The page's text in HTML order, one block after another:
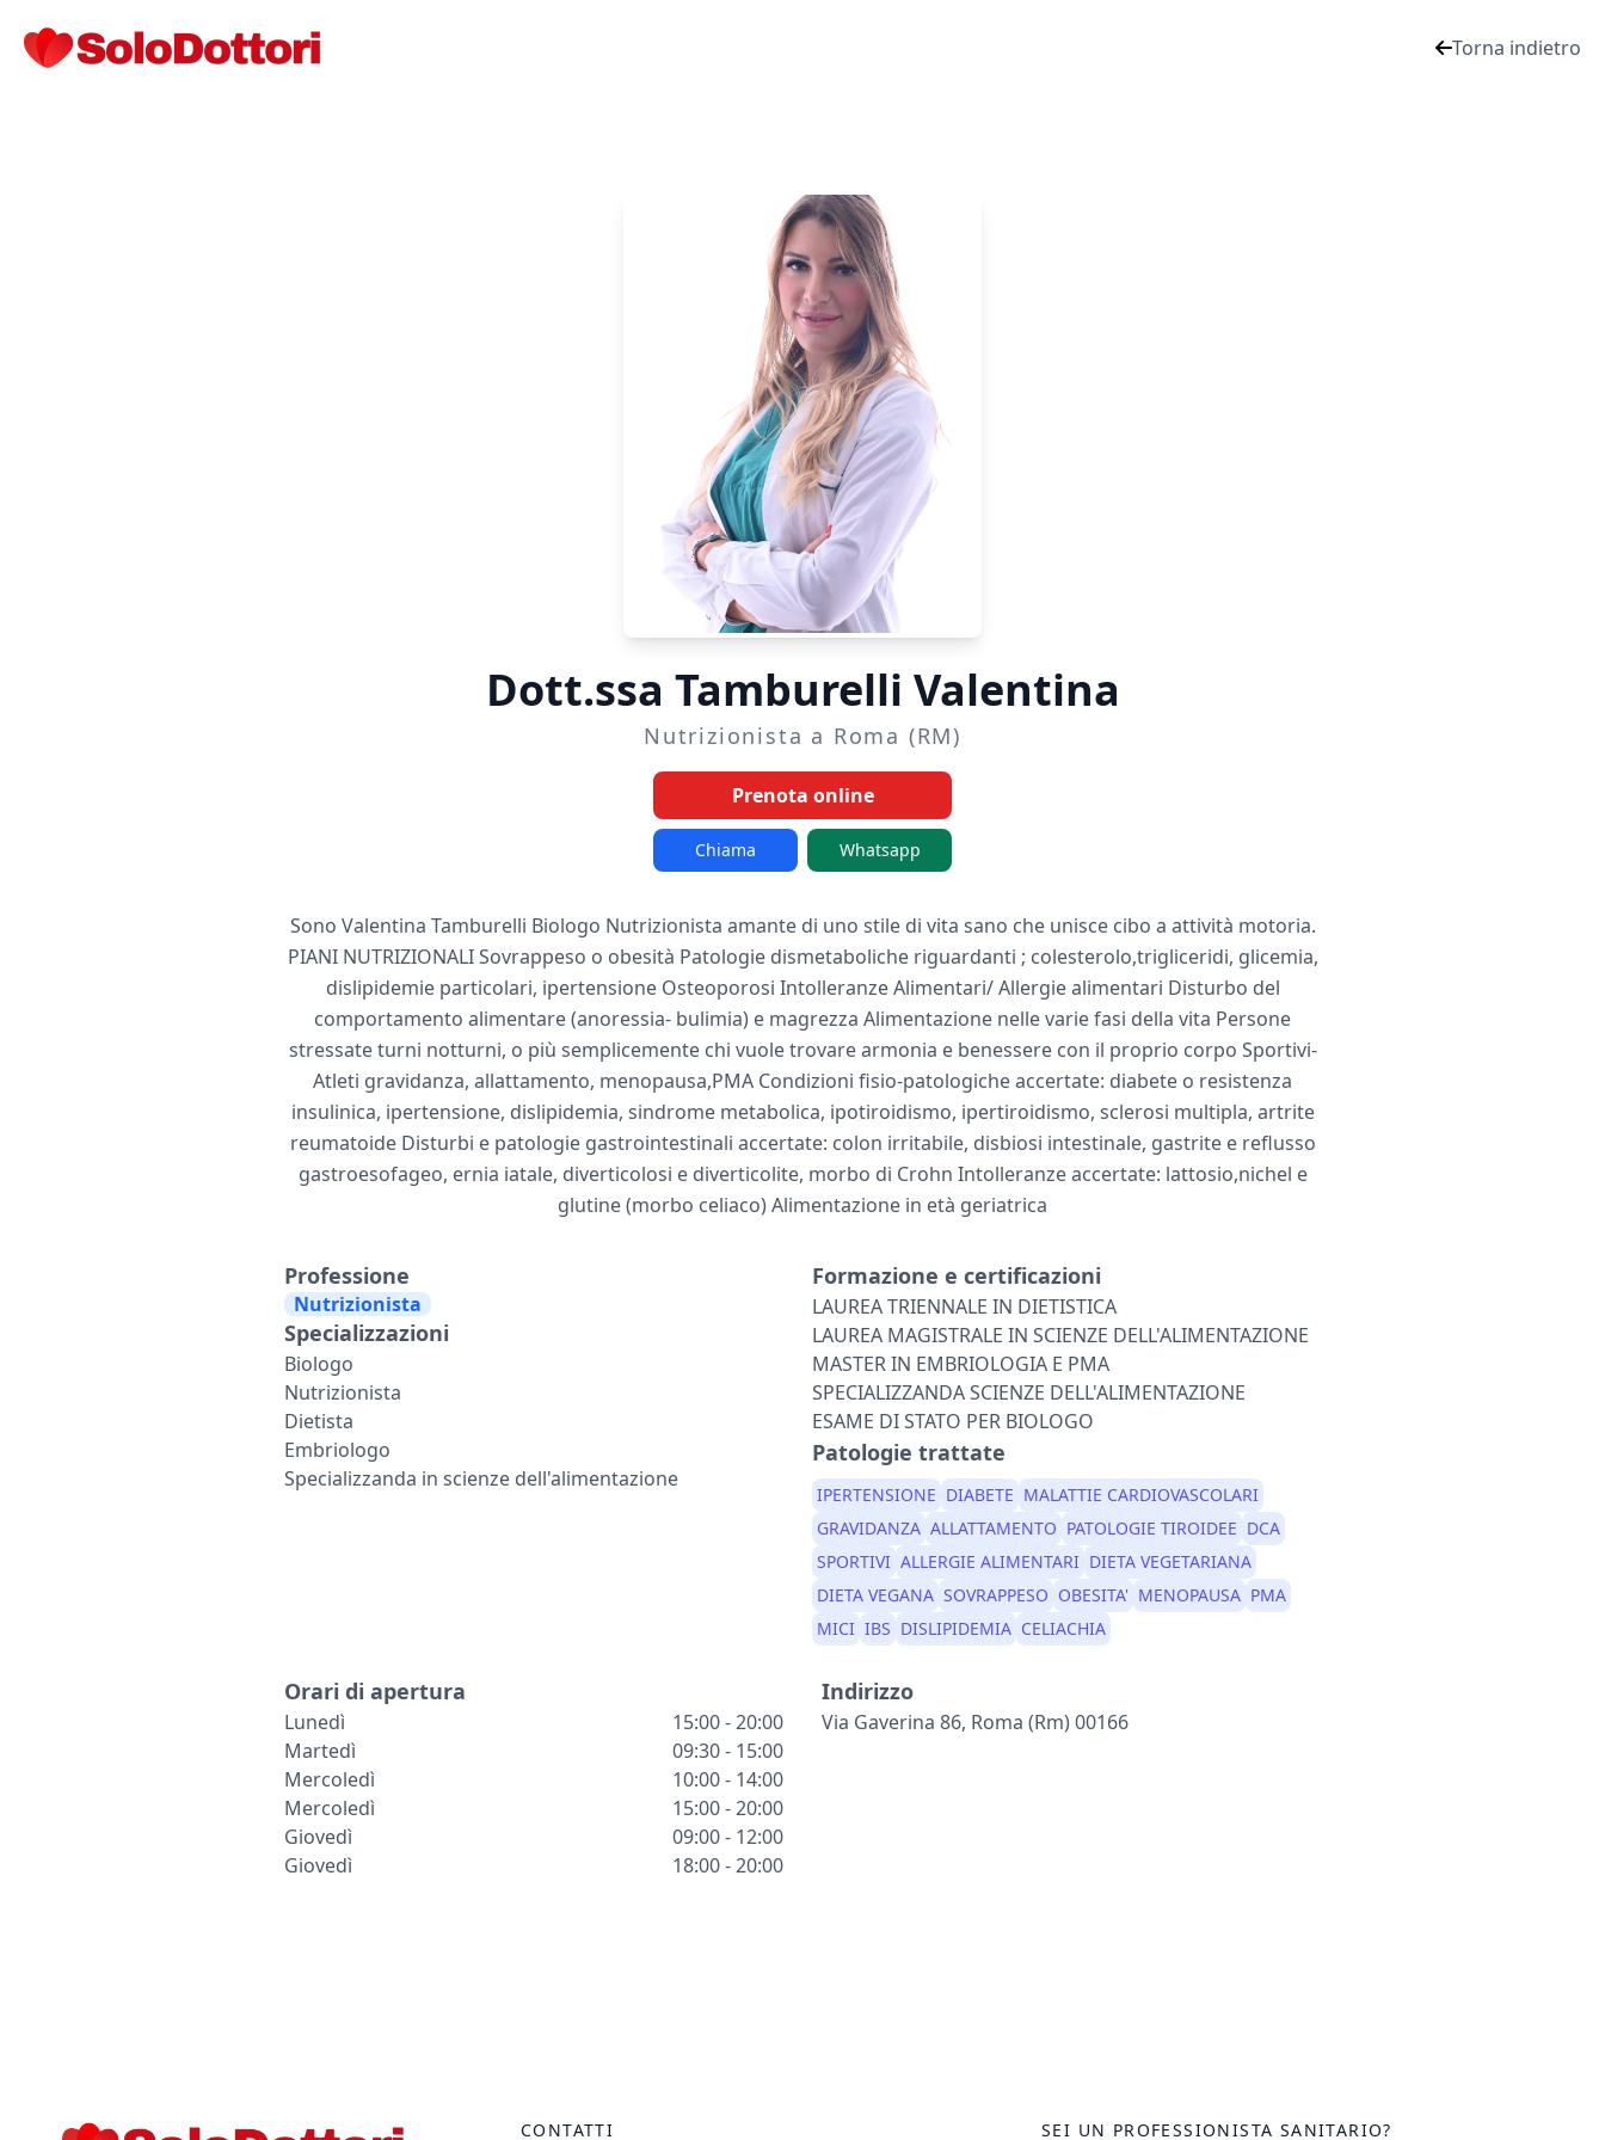
Torna indietro
Dott.ssa Tamburelli Valentina
Nutrizionista a Roma (RM)
Prenota online
Chiama Whatsapp
Sono Valentina Tamburelli Biologo Nutrizionista amante di uno stile di vita sano che unisce cibo a attività motoria.
PIANI NUTRIZIONALI Sovrappeso o obesità Patologie dismetaboliche riguardanti ; colesterolo,trigliceridi, glicemia,
dislipidemie particolari, ipertensione Osteoporosi Intolleranze Alimentari/ Allergie alimentari Disturbo del
comportamento alimentare (anoressia- bulimia) e magrezza Alimentazione nelle varie fasi della vita Persone
stressate turni notturni, o più semplicemente chi vuole trovare armonia e benessere con il proprio corpo Sportivi-
Atleti gravidanza, allattamento, menopausa,PMA Condizioni fisio-patologiche accertate: diabete o resistenza
insulinica, ipertensione, dislipidemia, sindrome metabolica, ipotiroidismo, ipertiroidismo, sclerosi multipla, artrite
reumatoide Disturbi e patologie gastrointestinali accertate: colon irritabile, disbiosi intestinale, gastrite e reflusso
gastroesofageo, ernia iatale, diverticolosi e diverticolite, morbo di Crohn Intolleranze accertate: lattosio,nichel e
glutine (morbo celiaco) Alimentazione in età geriatrica
Professione
Nutrizionista
Specializzazioni
Biologo
Nutrizionista
Dietista
Embriologo
Specializzanda in scienze dell'alimentazione
Formazione e certificazioni
LAUREA TRIENNALE IN DIETISTICA
LAUREA MAGISTRALE IN SCIENZE DELL'ALIMENTAZIONE
MASTER IN EMBRIOLOGIA E PMA
SPECIALIZZANDA SCIENZE DELL'ALIMENTAZIONE
ESAME DI STATO PER BIOLOGO
Patologie trattate
IPERTENSIONE DIABETE MALATTIE CARDIOVASCOLARI
GRAVIDANZA ALLATTAMENTO PATOLOGIE TIROIDEE DCA
SPORTIVI ALLERGIE ALIMENTARI DIETA VEGETARIANA
DIETA VEGANA SOVRAPPESO OBESITA' MENOPAUSA PMA
MICI IBS DISLIPIDEMIA CELIACHIA
Orari di apertura
Lunedì
15:00 - 20:00
Martedì
09:30 - 15:00
Mercoledì
10:00 - 14:00
Mercoledì
15:00 - 20:00
Giovedì
09:00 - 12:00
Giovedì
18:00 - 20:00
Indirizzo
Via Gaverina 86, Roma (rm) 00166
CONTATTI SEI UN PROFESSIONISTA SANITARIO?